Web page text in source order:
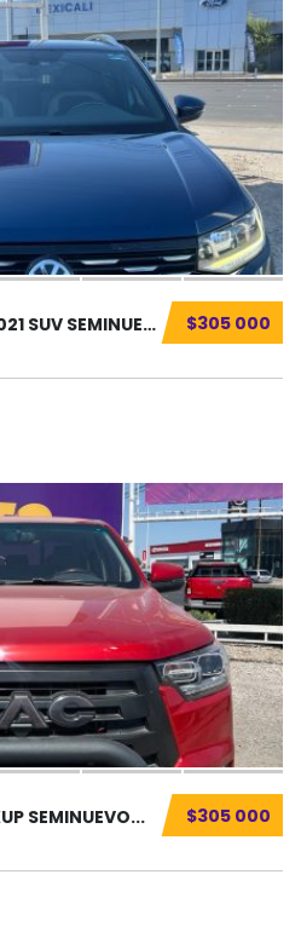
$305 000
VW T-CROSS HIGH LINE 2021 SUV SEMINUEVO...
$305 000
SEMINUEVO...